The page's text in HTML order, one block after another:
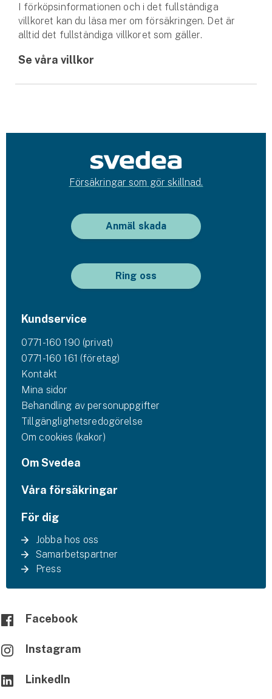
I förköpsinformationen och i det fullständiga
villkoret kan du läsa mer om försäkringen. Det är
alltid det fullständiga villkoret som gäller.
Se våra villkor
Försäkringar som gör skillnad.
Anmäl skada
Ring oss
Kundservice
0771-160 190 (privat)
0771-160 161 (företag)
Kontakt
Mina sidor
Behandling av personuppgifter
Tillgänglighetsredogörelse
Om cookies (kakor)
Om Svedea
Våra försäkringar
För dig
Jobba hos oss
Samarbetspartner
Press
Facebook
Instagram
LinkedIn